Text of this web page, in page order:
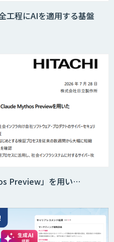
工程にAIを適用する基盤
Preview」を用い…